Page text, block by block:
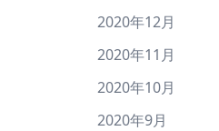
2020年12月
2020年11月
2020年10月
2020年9月